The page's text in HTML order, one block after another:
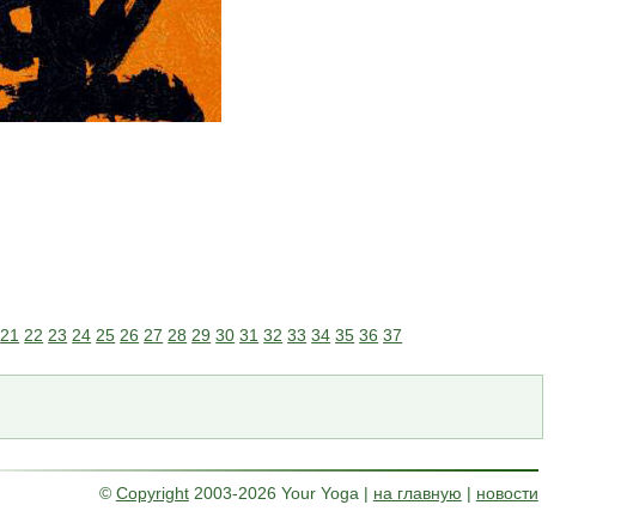
21 22 23 24 25 26 27 28 29 30 31 32 33 34 35 36 37
© Copyright2003-2026 Your Yoga | на главную | новости